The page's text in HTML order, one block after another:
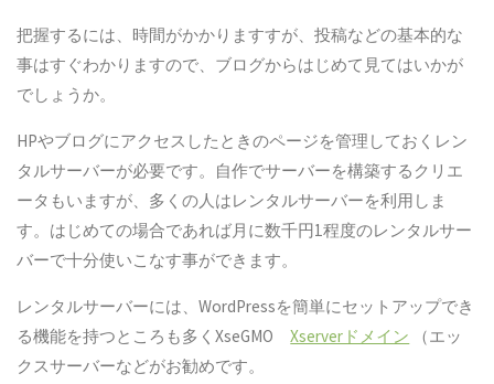
把握するには、時間がかかりますすが、投稿などの基本的な
事はすぐわかりますので、ブログからはじめて見てはいかが
でしょうか。
HPやブログにアクセスしたときのページを管理しておくレン
タルサーバーが必要です。自作でサーバーを構築するクリエ
ータもいますが、多くの人はレンタルサーバーを利用しま
す。はじめての場合であれば月に数千円1程度のレンタルサー
バーで十分使いこなす事ができます。
レンタルサーバーには、WordPressを簡単にセットアップでき
る機能を持つところも多くXseGMOXserverドメイン （エッ
クスサーバーなどがお勧めです。